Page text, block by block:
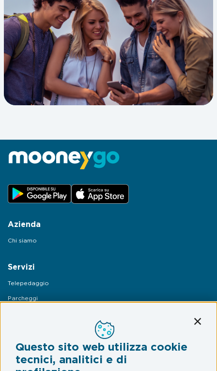
Questo sito web utilizza cookie
tecnici, analitici e di
Azienda
Chi siamo
Servizi
Telepedaggio
Parcheggi
Legal & Privacy